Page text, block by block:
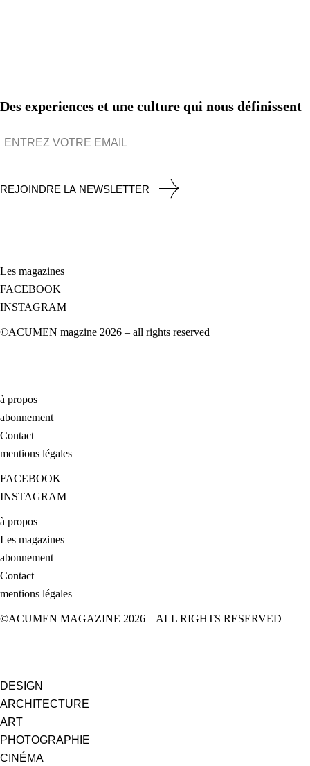
Des experiences et une culture qui nous définissent
REJOINDRE LA NEWSLETTER
Les magazines
FACEBOOK
INSTAGRAM
©ACUMEN magzine 2026 – all rights reserved
à propos
abonnement
Contact
mentions légales
FACEBOOK
INSTAGRAM
à propos
Les magazines
abonnement
Contact
mentions légales
©ACUMEN MAGAZINE 2026 – ALL RIGHTS RESERVED
DESIGN
ARCHITECTURE
ART
PHOTOGRAPHIE
CINÉMA